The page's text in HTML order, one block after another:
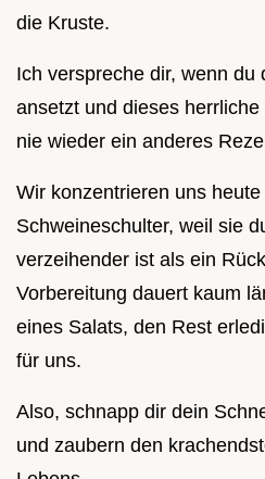
die Kruste.
Ich verspreche dir, wenn du
ansetzt und dieses
nie wieder ein anderes
Wir konzentrieren uns
Schweineschulter, weil sie
verzeihender ist als ein
Vorbereitung dauert kaum
eines Salats, den Rest
für uns.
Also, schnapp dir dein
und zaubern den